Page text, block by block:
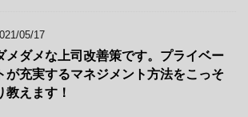
05/17
メダメな上司改善策です。プライベー
トが充実するマネジメント方法をこっそ
教えます！